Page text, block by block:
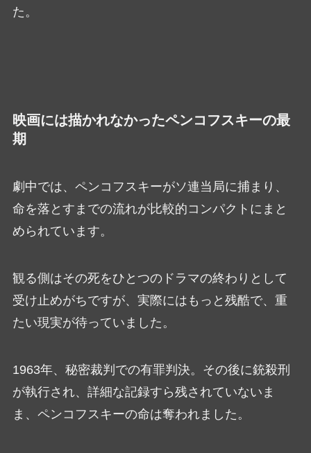
た。
映画には描かれなかったペンコフスキーの最
期
劇中では、ペンコフスキーがソ連当局に捕まり、
命を落とすまでの流れが比較的コンパクトにまと
められています。
観る側はその死をひとつのドラマの終わりとして
受け止めがちですが、実際にはもっと残酷で、重
たい現実が待っていました。
1963年、秘密裁判での有罪判決。その後に銃殺刑
が執行され、詳細な記録すら残されていないま
ま、ペンコフスキーの命は奪われました。